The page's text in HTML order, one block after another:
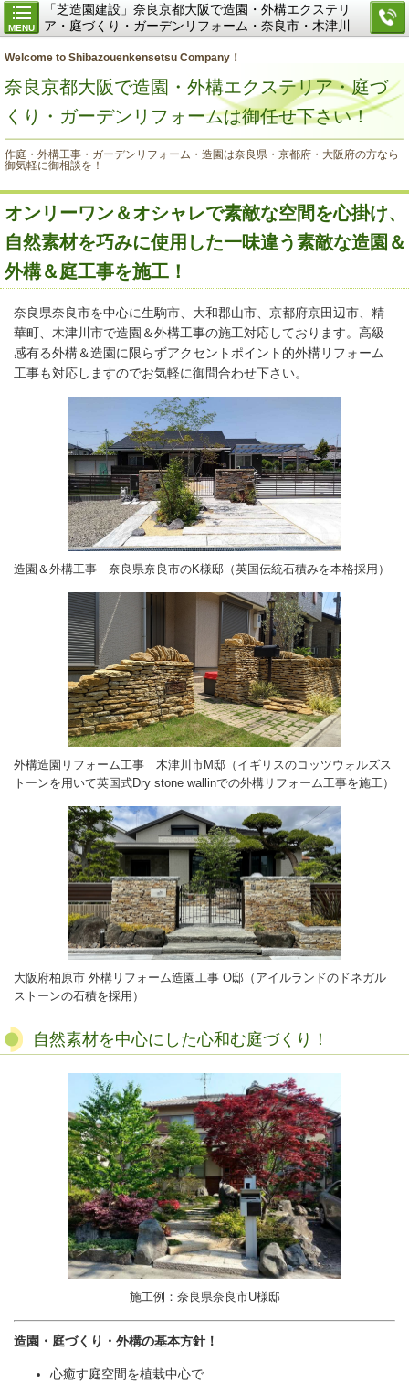
MENU
「芝造園建設」奈良京都大阪で造園・外構エクステリ
ア・庭づくり・ガーデンリフォーム・奈良市・木津川
Welcome to Shibazouenkensetsu Company！
奈良京都大阪で造園・外構エクステリア・庭づ
くり・ガーデンリフォームは御任せ下さい！
作庭・外構工事・ガーデンリフォーム・造園は奈良県・京都府・大阪府の方なら
御気軽に御相談を！
オンリーワン＆オシャレで素敵な空間を心掛け、
自然素材を巧みに使用した一味違う素敵な造園＆
外構＆庭工事を施工！
奈良県奈良市を中心に生駒市、大和郡山市、京都府京田辺市、精
華町、木津川市で造園＆外構工事の施工対応しております。高級
感有る外構＆造園に限らずアクセントポイント的外構リフォーム
工事も対応しますのでお気軽に御問合わせ下さい。
造園＆外構工事 奈良県奈良市のK様邸（英国伝統石積みを本格採用）
外構造園リフォーム工事 木津川市M邸（イギリスのコッツウォルズス
トーンを用いて英国式Dry stone wallinでの外構リフォーム工事を施工）
大阪府柏原市 外構リフォーム造園工事 O邸（アイルランドのドネガル
ストーンの石積を採用）
自然素材を中心にした心和む庭づくり！
施工例：奈良県奈良市U様邸
造園・庭づくり・外構の基本方針！
心癒す庭空間を植栽中心で